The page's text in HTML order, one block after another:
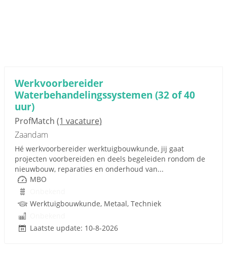
Werkvoorbereider
Waterbehandelingssystemen (32 of 40
uur)
ProfMatch (1 vacature)
Zaandam
Hé werkvoorbereider werktuigbouwkunde, jij gaat
projecten voorbereiden en deels begeleiden rondom de
nieuwbouw, reparaties en onderhoud van...
MBO
Werktuigbouwkunde, Metaal, Techniek
Laatste update: 10-8-2026